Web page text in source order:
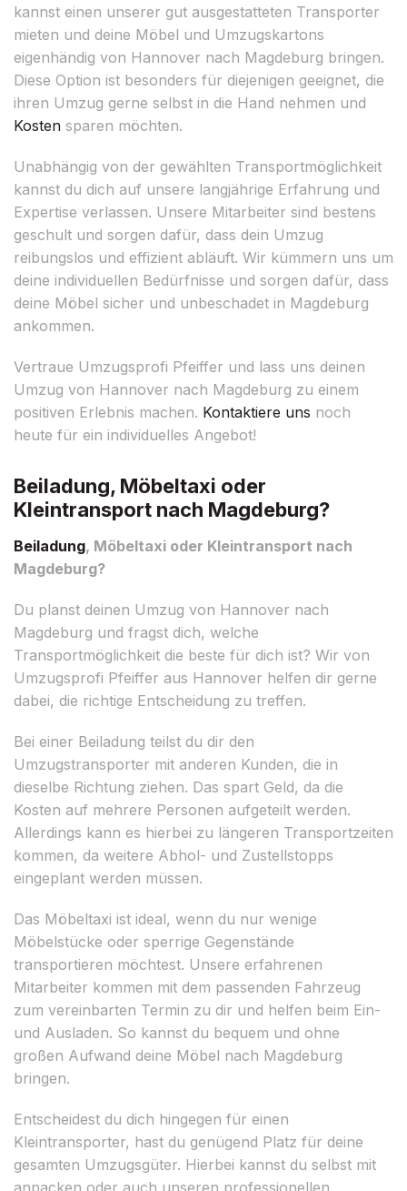
kannst einen unserer gut ausgestatteten Transporter
mieten und deine Möbel und Umzugskartons
eigenhändig von Hannover nach Magdeburg bringen.
Diese Option ist besonders für diejenigen geeignet, die
ihren Umzug gerne selbst in die Hand nehmen und
Kosten sparen möchten.
Unabhängig von der gewählten Transportmöglichkeit
kannst du dich auf unsere langjährige Erfahrung und
Expertise verlassen. Unsere Mitarbeiter sind bestens
geschult und sorgen dafür, dass dein Umzug
reibungslos und effizient abläuft. Wir kümmern uns um
deine individuellen Bedürfnisse und sorgen dafür, dass
deine Möbel sicher und unbeschadet in Magdeburg
ankommen.
Vertraue Umzugsprofi Pfeiffer und lass uns deinen
Umzug von Hannover nach Magdeburg zu einem
positiven Erlebnis machen. Kontaktiere uns noch
heute für ein individuelles Angebot!
Beiladung, Möbeltaxi oder
Kleintransport nach Magdeburg?
Beiladung, Möbeltaxi oder Kleintransport nach
Magdeburg?
Du planst deinen Umzug von Hannover nach
Magdeburg und fragst dich, welche
Transportmöglichkeit die beste für dich ist? Wir von
Umzugsprofi Pfeiffer aus Hannover helfen dir gerne
dabei, die richtige Entscheidung zu treffen.
Bei einer Beiladung teilst du dir den
Umzugstransporter mit anderen Kunden, die in
dieselbe Richtung ziehen. Das spart Geld, da die
Kosten auf mehrere Personen aufgeteilt werden.
Allerdings kann es hierbei zu längeren Transportzeiten
kommen, da weitere Abhol- und Zustellstopps
eingeplant werden müssen.
Das Möbeltaxi ist ideal, wenn du nur wenige
Möbelstücke oder sperrige Gegenstände
transportieren möchtest. Unsere erfahrenen
Mitarbeiter kommen mit dem passenden Fahrzeug
zum vereinbarten Termin zu dir und helfen beim Ein-
und Ausladen. So kannst du bequem und ohne
großen Aufwand deine Möbel nach Magdeburg
bringen.
Entscheidest du dich hingegen für einen
Kleintransporter, hast du genügend Platz für deine
gesamten Umzugsgüter. Hierbei kannst du selbst mit
anpacken oder auch unseren professionellen